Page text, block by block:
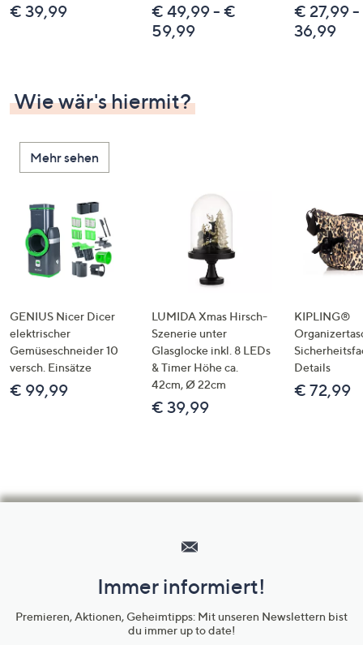
€ 39,99
€ 49,99 - €
59,99
€ 27,99
36,99
Wie wär's hiermit?
Mehr sehen
GENIUS Nicer Dicer
elektrischer
Gemüseschneider 10
versch. Einsätze
€ 99,99
LUMIDA Xmas Hirsch-
Szenerie unter
Glasglocke inkl. 8 LEDs
& Timer Höhe ca.
42cm, Ø 22cm
€ 39,99
KIPLING®
Details
€ 72,99
Unternehmensinformationen
Immer informiert!
Premieren, Aktionen, Geheimtipps: Mit unseren Newslettern bist
du immer up to date!